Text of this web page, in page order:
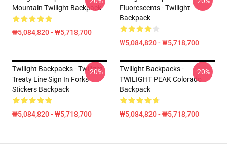
Mountain Twilight Backpack
₩5,084,820 - ₩5,718,700
Fluorescents - Twilight
Backpack
₩5,084,820 - ₩5,718,700
Twilight Backpacks - Twilight
Treaty Line Sign In Forks
Stickers Backpack
₩5,084,820 - ₩5,718,700
-20%
Twilight Backpacks -
TWILIGHT PEAK Colorado
Backpack
₩5,084,820 - ₩5,718,700
-20%